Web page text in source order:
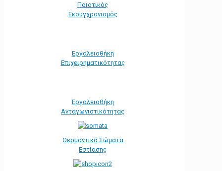
Ποιοτικός
Εκσυγχρονισμός
Εργαλειοθήκη
Eπιχειρηματικότητας
Εργαλειοθήκη
Ανταγωνιστικότητας
Θερμαντικά Σώματα
Εστίασης